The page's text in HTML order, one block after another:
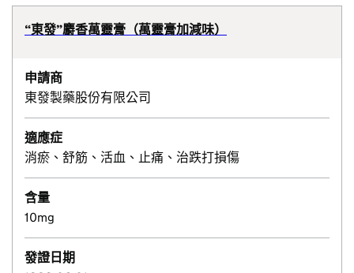
“東發”麝香萬靈膏（萬靈膏加減味）
申請商
東發製藥股份有限公司
適應症
消瘀、舒筋、活血、止痛、治跌打損傷
含量
10mg
發證日期